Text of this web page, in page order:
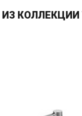
КОЛЛЕКЦИИ